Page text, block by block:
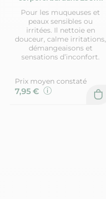
Pour les muqueuses et
peaux sensibles ou
irritées. Il nettoie en
douceur, calme irritations,
démangeaisons et
sensations d’inconfort.
Prix moyen constaté
7,95 €